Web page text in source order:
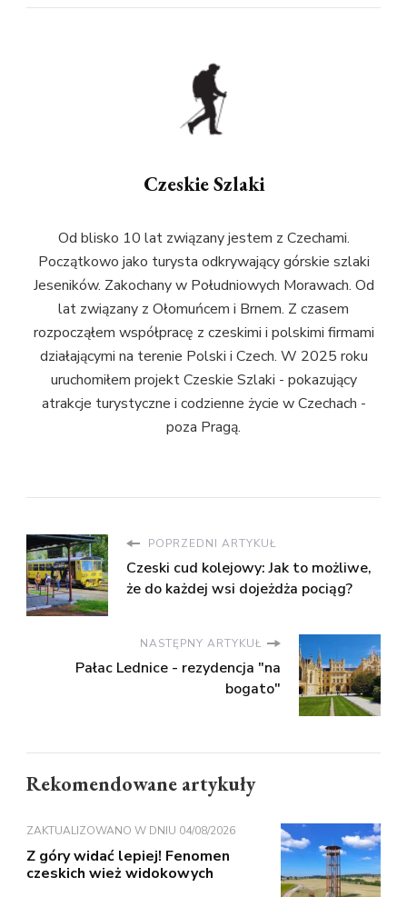
Czeskie Szlaki
Od blisko 10 lat związany jestem z Czechami.
Początkowo jako turysta odkrywający górskie szlaki
Jeseników. Zakochany w Południowych Morawach. Od
lat związany z Ołomuńcem i Brnem. Z czasem
rozpocząłem współpracę z czeskimi i polskimi firmami
działającymi na terenie Polski i Czech. W 2025 roku
uruchomiłem projekt Czeskie Szlaki - pokazujący
atrakcje turystyczne i codzienne życie w Czechach -
poza Pragą.
POPRZEDNI ARTYKUŁ
Czeski cud kolejowy: Jak to możliwe,
że do każdej wsi dojeżdża pociąg?
NASTĘPNY ARTYKUŁ
Pałac Lednice - rezydencja "na
bogato"
Rekomendowane artykuły
ZAKTUALIZOWANO W DNIU 04/08/2026
Z góry widać lepiej! Fenomen
czeskich wież widokowych